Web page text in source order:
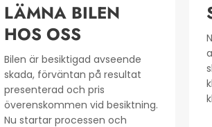
LÄMNA BILEN
HOS OSS
Bilen är besiktigad avseende
skada, förväntan på resultat
presenterad och pris
överenskommen vid besiktning.
Nu startar processen och